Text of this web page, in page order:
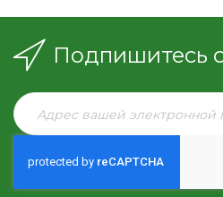
Подпишитесь